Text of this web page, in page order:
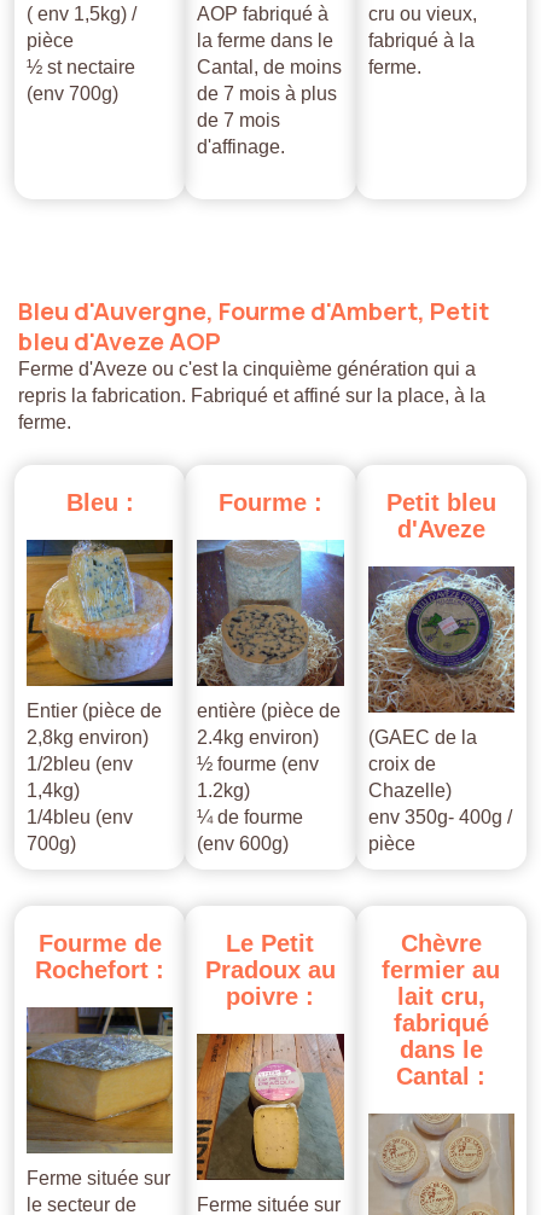
( env 1,5kg) /
pièce
½ st nectaire
(env 700g)
AOP fabriqué à
la ferme dans le
Cantal, de moins
de 7 mois à plus
de 7 mois
d'affinage.
cru ou vieux,
fabriqué à la
ferme.
Bleu d'Auvergne, Fourmed'Ambert, Petit
bleu d'AvezeAOP
Ferme d'Aveze ou c'est la cinquième génération qui a
repris la fabrication. Fabriqué et affiné sur la place, à la
ferme.
Bleu :
Entier (pièce de
2,8kg environ)
1/2bleu (env
1,4kg)
1/4bleu (env
700g)
Fourme :
entière (pièce de
2.4kg environ)
½ fourme (env
1.2kg)
¼ de fourme
(env 600g)
Petit bleu
d'Aveze
(GAEC de la
croix de
Chazelle)
env 350g- 400g /
pièce
Fourme de
Rochefort :
Ferme située sur
le secteur de
Le Petit
Pradoux au
poivre :
Ferme située sur
Chèvre
fermier au
lait cru,
fabriqué
dans le
Cantal :